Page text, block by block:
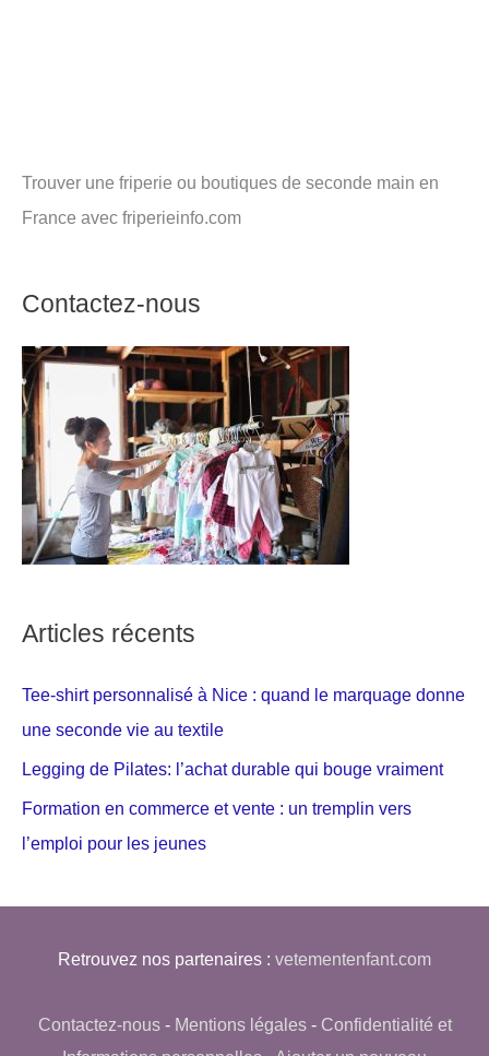
Trouver une friperie ou boutiques de seconde main en
France avec friperieinfo.com
Contactez-nous
Articles récents
Tee-shirt personnalisé à Nice : quand le marquage donne
une seconde vie au textile
Legging de Pilates: l’achat durable qui bouge vraiment
Formation en commerce et vente : un tremplin vers
l’emploi pour les jeunes
Retrouvez nos partenaires : vetementenfant.com
Contactez-nous- Mentions légales- Confidentialité et